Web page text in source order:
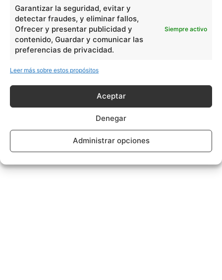
Garantizar la seguridad, evitar y
detectar fraudes, y eliminar fallos,
Ofrecer y presentar publicidad y
contenido, Guardar y comunicar las
preferencias de privacidad.
Siempre activo
Leer más sobre estos propósitos
Aceptar
Denegar
Administrar opciones